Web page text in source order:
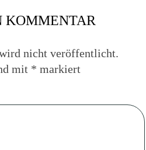
KOMMENTAR
nicht veröffentlicht.
mit * markiert